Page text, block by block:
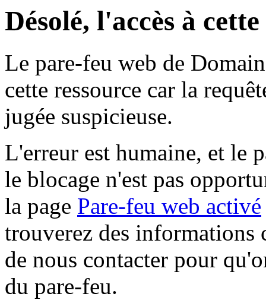
Désolé, l'accès à
Le pare-feu web de
cette ressource car la
jugée suspicieuse.
L'erreur est humaine, et le
le blocage n'est pas
la page Pare-feu web activé
trouverez des informations
de nous contacter pour
du pare-feu.